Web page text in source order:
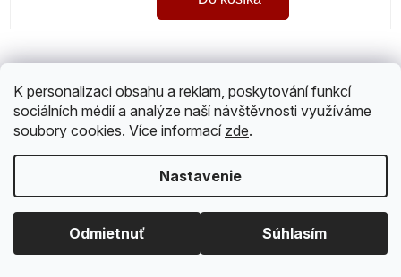
K personalizaci obsahu a reklam, poskytování funkcí
sociálních médií a analýze naší návštěvnosti využíváme
soubory cookies. Více informací zde.
Nastavenie
Odmietnuť Súhlasím